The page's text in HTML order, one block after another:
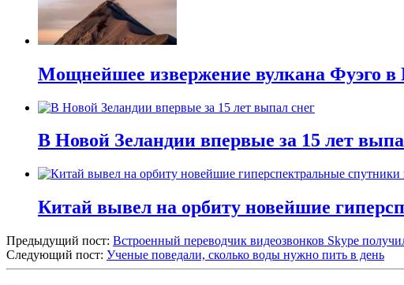
Мощнейшее извержение вулкана Фуэго в
В Новой Зеландии впервые за 15 лет
Китай вывел на орбиту новейшие
Предыдущий пост: Встроенный переводчик видеозвонков Skype
Следующий пост: Ученые поведали, сколько воды нужно пить в день